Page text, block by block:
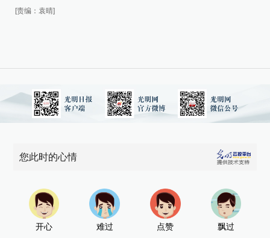
[责编：袁晴]
您此时的心情
开心 难过 点赞 飘过